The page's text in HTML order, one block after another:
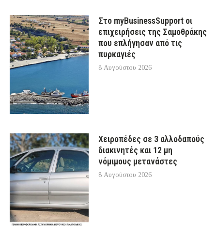
Στο myBusinessSupport οι
επιχειρήσεις της Σαμοθράκης
που επλήγησαν από τις
πυρκαγιές
8 Αυγούστου 2026
Χειροπέδες σε 3 αλλοδαπούς
διακινητές και 12 μη
νόμιμους μετανάστες
8 Αυγούστου 2026